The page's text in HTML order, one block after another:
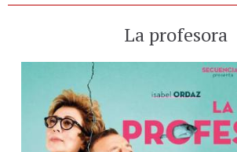
La profesora